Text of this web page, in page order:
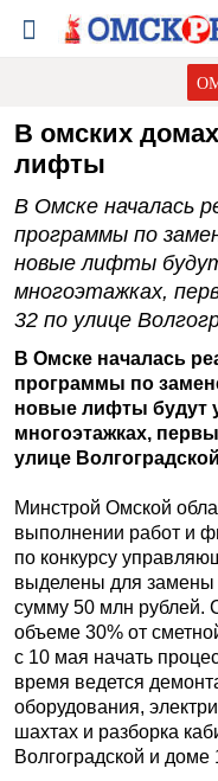
В омских
лифты
В Омске началась
программы по
новые лифты
многоэтажках,
32 по улице
В Омске началась
программы по
новые лифты будут
многоэтажках,
улице
Минстрой Омской
выполнении работ и
по конкурсу
выделены для
сумму 50 млн рублей.
объеме 30% от
с 10 мая начать
время ведется
оборудования,
шахтах и разборка
Волгоградской и